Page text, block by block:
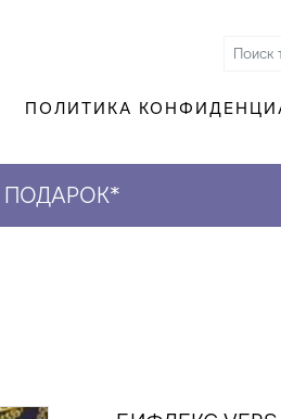
ПОЛИТИКА
ПОДАРОК*